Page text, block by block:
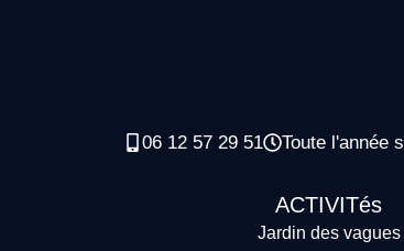
06 12 57 29 51 Toute l'année
ACTIVITés
Jardin des vagues